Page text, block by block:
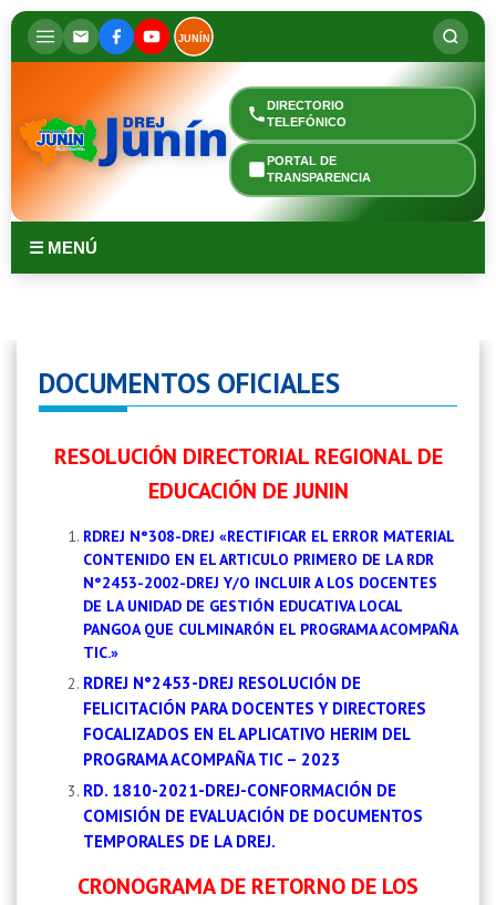
JUNÍN
DIRECTORIO
TELEFÓNICO
PORTAL DE
TRANSPARENCIA
☰ MENÚ
DOCUMENTOS OFICIALES
RESOLUCIÓN DIRECTORIAL REGIONAL DE
EDUCACIÓN DE JUNIN
RDREJ N°308-DREJ «RECTIFICAR EL ERROR MATERIAL
CONTENIDO EN EL ARTICULO PRIMERO DE LA RDR
N°2453-2002-DREJ Y/O INCLUIR A LOS DOCENTES
DE LA UNIDAD DE GESTIÓN EDUCATIVA LOCAL
PANGOA QUE CULMINARÓN EL PROGRAMA ACOMPAÑA
TIC.»
RDREJ N°2453-DREJ RESOLUCIÓN DE
FELICITACIÓN PARA DOCENTES Y DIRECTORES
FOCALIZADOS EN EL APLICATIVO HERIM DEL
PROGRAMA ACOMPAÑA TIC– 2023
RD. 1810-2021-DREJ-CONFORMACIÓN DE
COMISIÓN DE EVALUACIÓN DE DOCUMENTOS
TEMPORALES DE LA DREJ.
CRONOGRAMA DE RETORNO DE LOS